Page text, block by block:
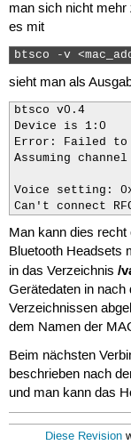
man sich nicht
es mit
btsco -v
sieht man als
btsco v0.4
Device is 1:0
Error: Failed to
Assuming channel
Voice setting:
Can't connect
Man kann dies
Bluetooth Headsets
in das Verzeichnis /
Gerätedaten in
Verzeichnissen
dem Namen der
Beim nächsten
beschrieben nach
und man kann das
Diese Revision